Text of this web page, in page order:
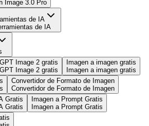
Image 3.0 Pro
de IA
de IA
GPT Image 2 gratis
GPT Image 2 gratis
Imagen a imagen gratis
Imagen a imagen gratis
Convertidor de Formato de Imagen
Convertidor de Formato de Imagen
Gratis
Gratis
Imagen a Prompt Gratis
Imagen a Prompt Gratis